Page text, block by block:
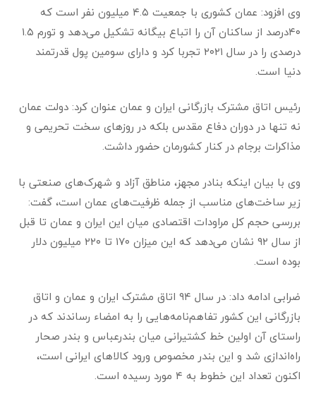
وی افزود: عمان کشوری با جمعیت ۴.۵ میلیون نفر است که
۴۰درصد از ساکنان آن را اتباع بیگانه تشکیل می‌دهد و تورم ۱.۵
درصدی را در سال ۲۰۲۱ تجربا کرد‌ و دارای سومین پول قدرتمند
دنیا است.
رئیس اتاق مشترک بازرگانی ایران و عمان عنوان کرد: دولت عمان
نه تنها در دوران دفاع مقدس بلکه در روزهای سخت تحریمی و
مذاکرات برجام در کنار کشورمان حضور داشت‌.
وی با بیان اینکه بنادر مجهز، مناطق آزاد و شهرک‌های صنعتی با
زیر ساخت‌های مناسب از جمله ظرفیت‌های عمان است، گفت:
بررسی حجم کل مراودات اقتصادی میان این ایران و عمان تا قبل
از سال ۹۲ نشان می‌دهد که این میزان ۱۷۰ تا ۲۲۰ میلیون دلار
بوده است.
ضرابی ادامه داد: در سال ۹۴ اتاق مشترک ایران و عمان و اتاق
بازرگانی این کشور تفاهم‌نامه‌هایی را به امضاء رساندند که در
راستای آن اولین خط کشتیرانی میان بندرعباس و بندر صحار
راه‌اندازی شد و این بندر مخصوص ورود کالاهای ایرانی است،
اکنون تعداد این خطوط به ۴ مورد رسیده است.